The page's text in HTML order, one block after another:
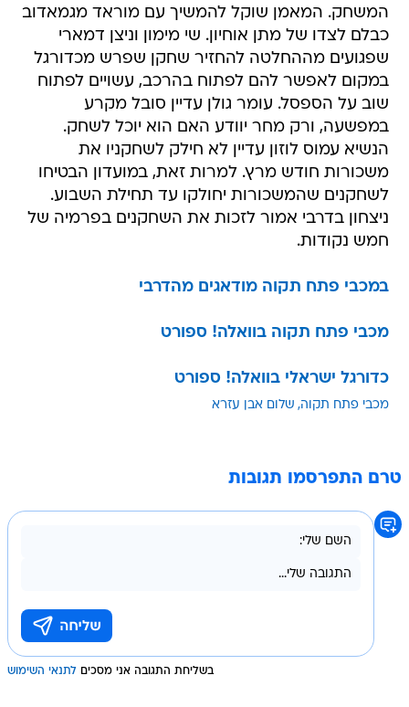
המשחק. המאמן שוקל להמשיך עם מוראד מגמאדוב
כבלם לצדו של מתן אוחיון. שי מימון וניצן דמארי
שפגועים מההחלטה להחזיר שחקן שפרש מכדורגל
במקום לאפשר להם לפתוח בהרכב, עשויים לפתוח
שוב על הספסל. עומר גולן עדיין סובל מקרע
במפשעה, ורק מחר יוודע האם הוא יוכל לשחק.
הנשיא עמוס לוזון עדיין לא חילק לשחקניו את
משכורות חודש מרץ. למרות זאת, במועדון הבטיחו
לשחקנים שהמשכורות יחולקו עד תחילת השבוע.
ניצחון בדרבי אמור לזכות את השחקנים בפרמיה של
חמש נקודות.
במכבי פתח תקוה מודאגים מהדרבי
מכבי פתח תקוה בוואלה! ספורט
כדורגל ישראלי בוואלה! ספורט
מכבי פתח תקוה שלום אבן עזרא
טרם התפרסמו תגובות
בשליחת התגובה אני מסכים לתנאי השימוש